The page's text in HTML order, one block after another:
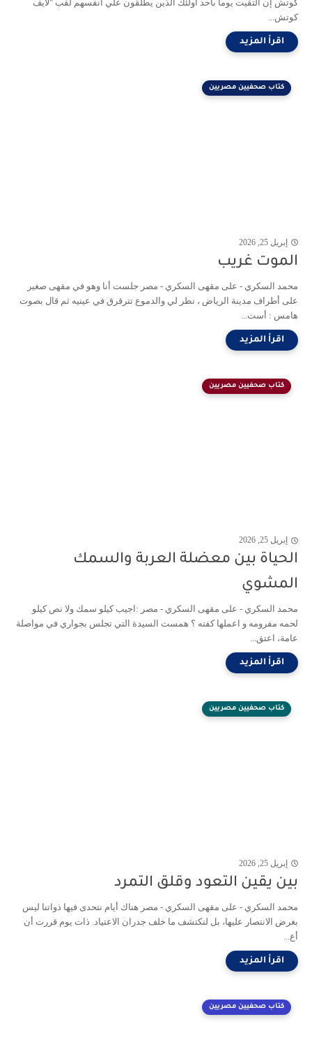
كوتش إن التقيت يوما بأحد أولئك الذين يطلقون علي أنفسهم لقب "لايف
كوتش...
كتاب صحفيين مصريين
إبريل 25, 2026
الموت غريب
محمد السكري - على مقهى السكري - مصر جلست أنا وهو في مقهى صغير
على أطراف مدينة الرياض ، نظر لي والدموع تترقرق في عينيه ثم قال بصوت
هامس : أست...
كتاب صحفيين مصريين
إبريل 25, 2026
الحياة بين معضلة العربة والسمك
المشوي
محمد السكري - على مقهى السكري - مصر :اجيب كيلو سمك ولا نص كيلو
لحمه مفرومه و اعملها كفته ؟ همست السيدة التي تجلس بجواري في مواصلة
عامة، اعتق...
كتاب صحفيين مصريين
إبريل 25, 2026
بين يقين التعود وقلق التمرد
محمد السكري - على مقهى السكري - مصر هناك أيام نتحدى فيها ذواتنا ليس
بغرض الانتصار عليها، بل لنكتشف ما خلف جدران الاعتياد. ذات يوم قررت أن
أع...
كتاب صحفيين مصريين